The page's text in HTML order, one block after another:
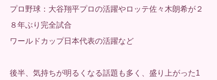
プロ野球：大谷翔平プロの活躍やロッテ佐々木朗希が２
８年ぶり完全試合
ワールドカップ日本代表の活躍など
後半、気持ちが明るくなる話題も多く、盛り上がった1